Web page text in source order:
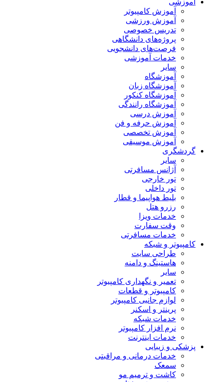
آموزشی
آموزش کامپیوتر
آموزش ورزشی
تدریس خصوصی
پروژه‌های دانشگاهی
فرصت‌های دانشجویی
خدمات آموزشی
سایر
آموزشگاه
آموزشگاه زبان
آموزشگاه کنکور
آموزشگاه رانندگی
آموزش درسی
آموزش حرفه و فن
آموزش تخصصی
آموزش موسیقی
گردشگری
سایر
آژانس مسافرتی
تور خارجی
تور داخلی
بلیط هواپیما و قطار
رزرو هتل
خدمات ویزا
وقت سفارت
خدمات مسافرتی
کامپیوتر و شبکه
طراحی سایت
هاستینگ و دامنه
سایر
تعمیر و نگهداری کامپیوتر
کامپیوتر و قطعات
لوازم جانبی کامپیوتر
پرینتر و اسکنر
خدمات شبکه
نرم افزار کامپیوتر
خدمات اینترنت
پزشکی و زیبایی
خدمات درمانی و مراقبتی
سمعک
کاشت و ترمیم مو